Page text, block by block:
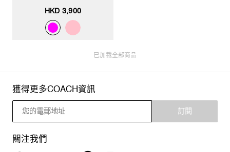
HKD 3,900
已加載全部商品
獲得更多COACH資訊
訂閱
關注我們